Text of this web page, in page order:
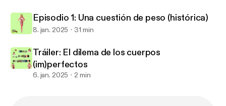
Episodio 1: Una cuestión de peso (histórica)
8. jan. 2025 31 min
Tráiler: El dilema de los cuerpos
(im)perfectos
6. jan. 2025 2 min